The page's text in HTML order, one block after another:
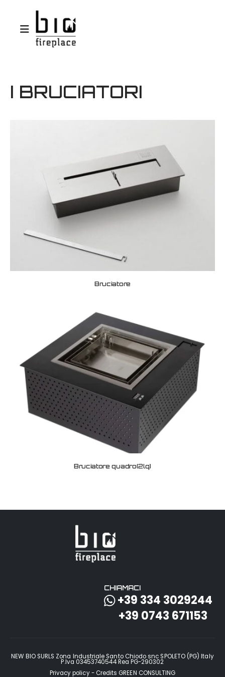
I BRUCIATORI
Bruciatore
Bruciatore quadro(2lq)
CHIAMACI
+39 334 3029244
+39 0743 671153
NEW BIO SURLS Zona Industriale Santo Chiodo snc SPOLETO (PG) Italy
P.Iva 03453740544 Rea PG-290302
Privacy policy - CreditsGREEN CONSULTING